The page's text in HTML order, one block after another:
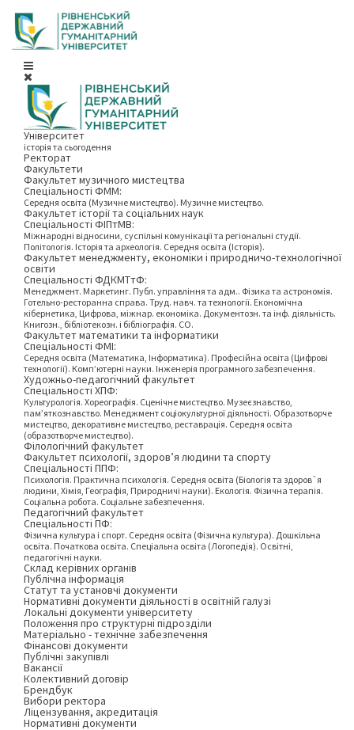
Університет
історія та сьогодення
Ректорат
Факультети
Факультет музичного мистецтва
Спеціальності ФММ:
Середня освіта (Музичне мистецтво). Музичне мистецтво.
Факультет історії та соціальних наук
Спеціальності ФІПтМВ:
Міжнародні відносини, суспільні комунікації та регіональні студії.
Політологія. Історія та археологія. Середня освіта (Історія).
Факультет менеджменту, економіки і природничо-технологічної
освіти
Спеціальності ФДКМТтФ:
Менеджмент. Маркетинг. Публ. управління та адм.. Фізика та астрономія.
Готельно-ресторанна справа. Труд. навч. та технології. Економічна
кібернетика, Цифрова, міжнар. економіка. Документозн. та інф. діяльність.
Книгозн., бібліотекозн. і бібліографія. СО.
Факультет математики та інформатики
Спеціальності ФМІ:
Середня освіта (Математика, Інформатика). Професійна освіта (Цифрові
технології). Комп’ютерні науки. Інженерія програмного забезпечення.
Художньо-педагогічний факультет
Спеціальності ХПФ:
Культурологія. Хореографія. Сценічне мистецтво. Музеєзнавство,
пам’яткознавство. Менеджмент соціокультурної діяльності. Образотворче
мистецтво, декоративне мистецтво, реставрація. Середня освіта
(образотворче мистецтво).
Філологічний факультет
Факультет психології, здоров’я людини та спорту
Спеціальності ППФ:
Психологія. Практична психологія. Середня освіта (Біологія та здоров`я
людини, Хімія, Географія, Природничі науки). Екологія. Фізична терапія.
Соціальна робота. Соціальне забезпечення.
Педагогічний факультет
Спеціальності ПФ:
Фізична культура і спорт. Середня освіта (Фізична культура). Дошкільна
освіта. Початкова освіта. Спеціальна освіта (Логопедія). Освітні,
педагогічні науки.
Склад керівних органів
Публічна інформація
Статут та установчі документи
Нормативні документи діяльності в освітній галузі
Локальні документи університету
Положення про структурні підрозділи
Матеріально - технічне забезпечення
Фінансові документи
Публічні закупівлі
Вакансії
Колективний договір
Брендбук
Вибори ректора
Ліцензування, акредитація
Нормативні документи